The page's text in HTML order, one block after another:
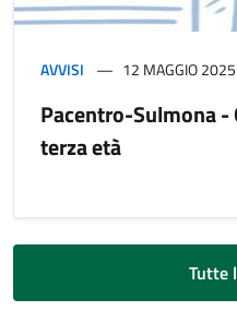
AVVISI 12 MAGGIO 2025
Pacentro-Sulmona -
terza età
Tutte